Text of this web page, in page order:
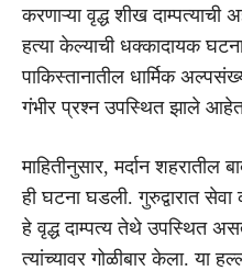
करणाऱ्या वृद्ध शीख दाम्पत्याची
हत्या केल्याची धक्कादायक
पाकिस्तानातील धार्मिक
गंभीर प्रश्न उपस्थित झाले
माहितीनुसार, मर्दान शहरातील
ही घटना घडली. गुरुद्वारात
हे वृद्ध दाम्पत्य तेथे उपस्थित
त्यांच्यावर गोळीबार केला. या